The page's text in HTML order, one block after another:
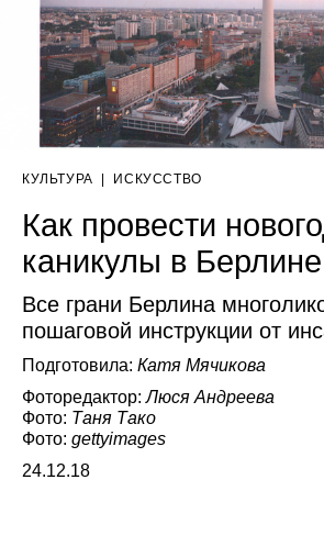
КУЛЬТУРА ИСКУССТВО
Как провести
каникулы в Берлине
Все грани Берлина
пошаговой инструкции от
Подготовила: Катя Мячикова
Фоторедактор:Люся Андреева
Фото: Таня Тако
Фото: gettyimages
24.12.18